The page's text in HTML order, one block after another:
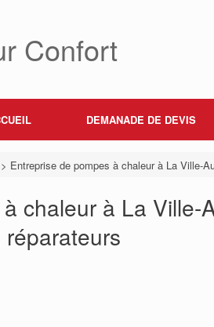
Confort
DEMANADE DE DEVIS
Entreprise de pompes à chaleur à La Ville-
chaleur à La Ville-